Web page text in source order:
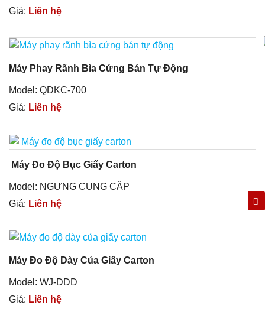
Giá: Liên hệ
Máy Phay Rãnh Bìa Cứng Bán Tự Động
Model: QDKC-700
Giá: Liên hệ
Máy Đo Độ Bục Giấy Carton
Model: NGƯNG CUNG CẤP
Giá: Liên hệ
Máy Đo Độ Dày Của Giấy Carton
Model: WJ-DDD
Giá: Liên hệ